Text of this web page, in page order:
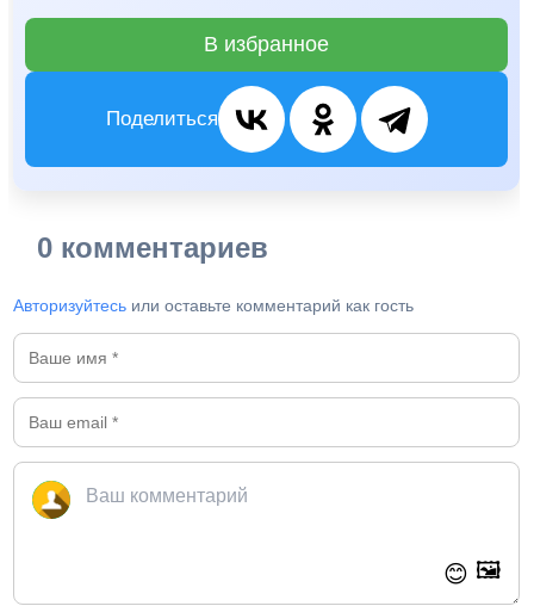
В избранное
Поделиться
0 комментариев
Авторизуйтесь или оставьте комментарий как гость
😊 🖼️